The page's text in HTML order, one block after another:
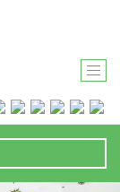
T
O
G
G
L